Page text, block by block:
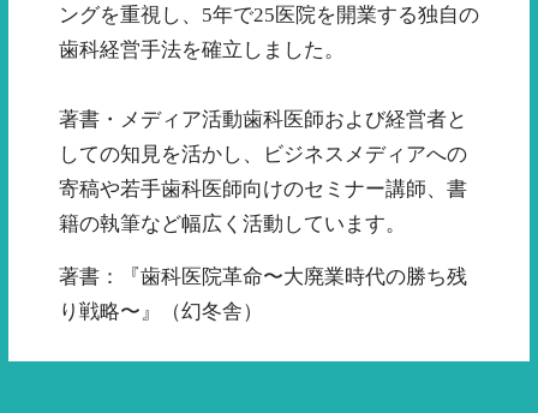
ングを重視し、5年で25医院を開業する独自の
歯科経営手法を確立しました。
著書・メディア活動歯科医師および経営者と
しての知見を活かし、ビジネスメディアへの
寄稿や若手歯科医師向けのセミナー講師、書
籍の執筆など幅広く活動しています。
著書：『歯科医院革命〜大廃業時代の勝ち残
り戦略〜』（幻冬舎）